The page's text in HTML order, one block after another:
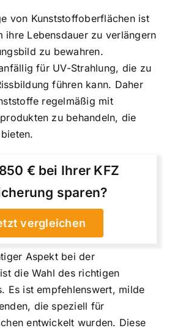
von Kunststoffoberflächen ist
ihre Lebensdauer zu verlängern
zu bewahren.
für UV-Strahlung, die zu
führen kann. Daher
regelmäßig mit
zu behandeln, die
€ bei Ihrer KFZ
sparen?
vergleichen
Aspekt bei der
die Wahl des richtigen
Es ist empfehlenswert, milde
die speziell für
entwickelt wurden. Diese